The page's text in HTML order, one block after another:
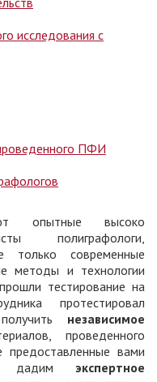
исследования с
ПФИ
опытные высоко
полиграфологи,
современные
методы и технологии
тестирование на
протестировал
независимое
проведенного
вами
и дадим экспертное